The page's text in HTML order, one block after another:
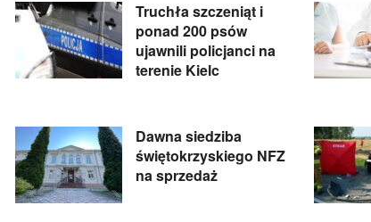
Truchła szczeniąt i
ponad 200 psów
ujawnili policjanci na
terenie Kielc
Dawna siedziba
świętokrzyskiego NFZ
na sprzedaż